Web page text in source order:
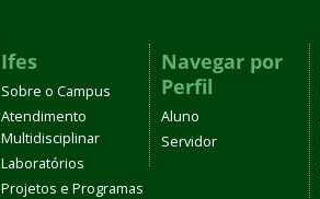
Ifes
Sobre o Campus
Atendimento
Multidisciplinar
Laboratórios
Projetos e Programas
Navegar por
Perfil
Aluno
Servidor